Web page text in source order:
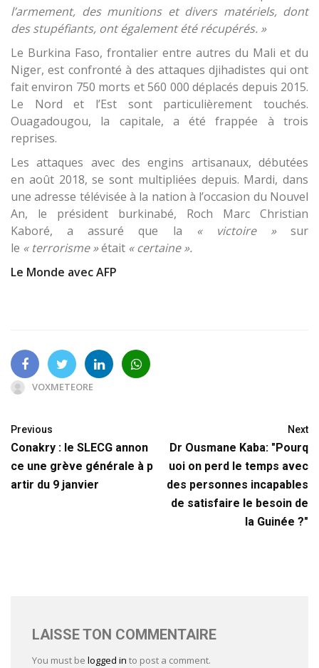
l’armement, des munitions et divers matériels, dont
des stupéfiants, ont également été récupérés. »
Le Burkina Faso, frontalier entre autres du Mali et du
Niger, est confronté à des attaques djihadistes qui ont
fait environ 750 morts et 560 000 déplacés depuis 2015.
Le Nord et l’Est sont particulièrement touchés.
Ouagadougou, la capitale, a été frappée à trois
reprises.
Les attaques avec des engins artisanaux, débutées
en août 2018, se sont multipliées depuis. Mardi, dans
une adresse télévisée à la nation à l’occasion du Nouvel
An, le président burkinabé, Roch Marc Christian
Kaboré, a assuré que la
« victoire »sur
le « terrorisme »était « certaine ».
Le Monde avec AFP
VOXMETEORE
Previous
Conakry : le SLECG annon
ce une grève générale à p
artir du 9 janvier
Next
Dr Ousmane Kaba: "Pourq
uoi on perd le temps avec
des personnes incapables
de satisfaire le besoin de
la Guinée ?"
LAISSE TON COMMENTAIRE
You must be logged in to post a comment.